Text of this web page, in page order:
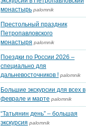
монастырь palomnik
Престольный праздник
Петропавловского
монастыря palomnik
Поездки по России 2026 –
специально для
дальневосточников ! palomnik
Большие экскурсии для всех в
феврале и марте palomnik
“Татьянин день” – большая
экскурсия palomnik